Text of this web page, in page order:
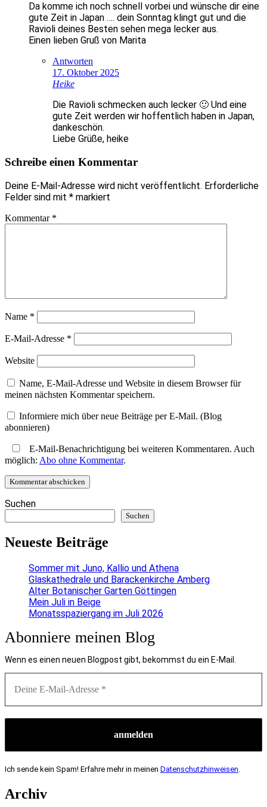
Da komme ich noch schnell vorbei und wünsche dir eine
gute Zeit in Japan …. dein Sonntag klingt gut und die
Ravioli deines Besten sehen mega lecker aus.
Einen lieben Gruß von Marita
Antworten
17. Oktober 2025
Heike
Die Ravioli schmecken auch lecker 🙂 Und eine
gute Zeit werden wir hoffentlich haben in Japan,
dankeschön.
Liebe Grüße, heike
Schreibe einen Kommentar
Deine E-Mail-Adresse wird nicht veröffentlicht. Erforderliche
Felder sind mit * markiert
Kommentar *
Name *
E-Mail-Adresse *
Website
Name, E-Mail-Adresse und Website in diesem Browser für
meinen nächsten Kommentar speichern.
Informiere mich über neue Beiträge per E-Mail. (Blog
abonnieren)
E-Mail-Benachrichtigung bei weiteren Kommentaren. Auch
möglich: Abo ohne Kommentar.
Suchen
Suchen
Neueste Beiträge
Sommer mit Juno, Kallio und Athena
Glaskathedrale und Barackenkirche Amberg
Alter Botanischer Garten Göttingen
Mein Juli in Beige
Monatsspaziergang im Juli 2026
Abonniere meinen Blog
Wenn es einen neuen Blogpost gibt, bekommst du ein E-Mail.
Ich sende kein Spam! Erfahre mehr in meinen Datenschutzhinweisen
Archiv